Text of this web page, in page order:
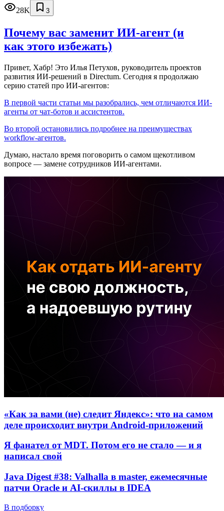
28K
3
Почему вас заменит ИИ‑агент (и
как этого избежать)
Привет, Хабр! Это Илья Петухов, руководитель проектов
развития ИИ-решений в Directum. Сегодня я продолжаю
серию статей про ИИ-агентов:
В первой части статьи мы разобрались, чем отличаются ИИ-
агенты от чат-ботов и ассистентов.
Во второй остановились подробнее на преимуществах
workflow-агентов.
Думаю, настало время поговорить о самом щекотливом
вопросе — замене сотрудников ИИ-агентами.
«Как за вами (не) следит Яндекс»: что на самом
деле происходит внутри Android-приложений
Я фанател от MDT. Потом его не стало — и я
написал свой
Java Digest #38: Valhalla в master, ежемесячные
патчи Oracle и AI-скиллы в IDEA
В подборку